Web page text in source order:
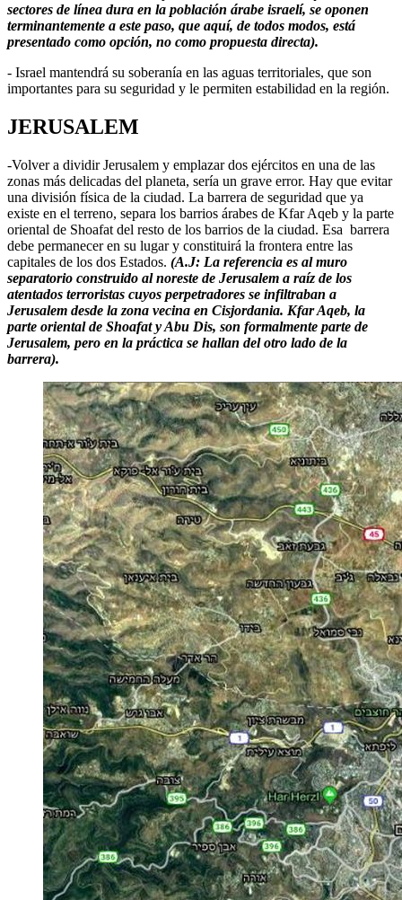
sectores de línea dura en la población árabe israelí, se oponen
terminantemente a este paso, que aquí, de todos modos, está
presentado como opción, no como propuesta directa).
- Israel mantendrá su soberanía en las aguas territoriales, que son
importantes para su seguridad y le permiten estabilidad en la región.
JERUSALEM
-Volver a dividir Jerusalem y emplazar dos ejércitos en una de las
zonas más delicadas del planeta, sería un grave error. Hay que evitar
una división física de la ciudad. La barrera de seguridad que ya
existe en el terreno, separa los barrios árabes de Kfar Aqeb y la parte
oriental de Shoafat del resto de los barrios de la ciudad. Esa barrera
debe permanecer en su lugar y constituirá la frontera entre las
capitales de los dos Estados. (A.J: La referencia es al muro
separatorio construido al noreste de Jerusalem a raíz de los
atentados terroristas cuyos perpetradores se infiltraban a
Jerusalem desde la zona vecina en Cisjordania. Kfar Aqeb, la
parte oriental de Shoafat y Abu Dis, son formalmente parte de
Jerusalem, pero en la práctica se hallan del otro lado de la
barrera).